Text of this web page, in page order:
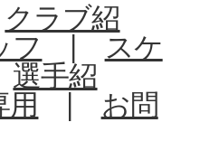
クラブ紹
フ
スケ
選手紹
用
お問